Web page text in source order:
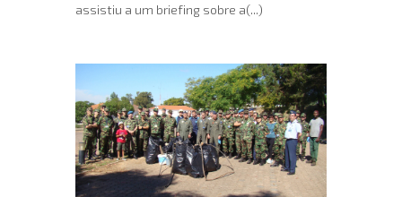
assistiu a um briefing sobre a(...)